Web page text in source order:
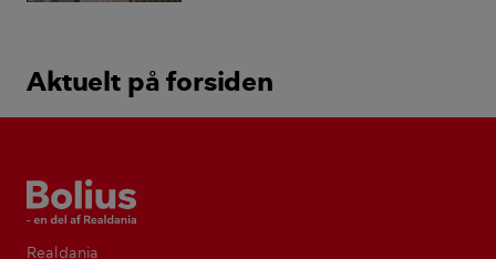
Aktuelt på forsiden
Bolius
Realdania